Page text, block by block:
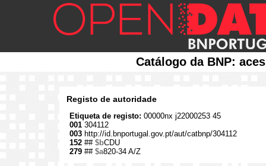
Catálogo da BNP:
Registo de autoridade
Etiqueta de registo: 00000nx j22000253 45
001 304112
003 http://id.bnportugal.gov.pt/aut/catbnp/304112
152 ## $bCDU
279 ## $a820-34 A/Z